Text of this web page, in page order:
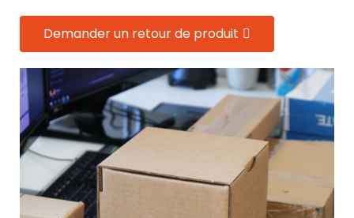
Demander un retour de produit